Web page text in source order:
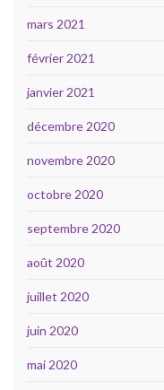
mars 2021
février 2021
janvier 2021
décembre 2020
novembre 2020
octobre 2020
septembre 2020
août 2020
juillet 2020
juin 2020
mai 2020